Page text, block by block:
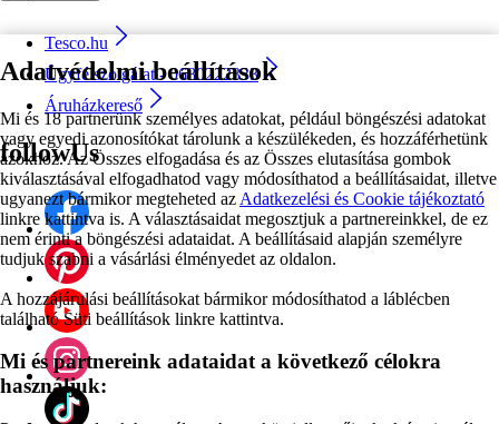
Adatvédelmi beállítások
Mi és 18 partnerünk személyes adatokat, például böngészési adatokat
vagy egyedi azonosítókat tárolunk a készülékeden, és hozzáférhetünk
azokhoz. Az Összes elfogadása és az Összes elutasítása gombok
kiválasztásával elfogadhatod vagy módosíthatod a beállításaidat, illetve
ugyanezt bármikor megteheted az Adatkezelési és Cookie tájékoztató
linkre kattintva is. A választásaidat megosztjuk a partnereinkkel, de ez
nem érinti a böngészési adataidat. A beállításaid alapján személyre
tudjuk szabni a vásárlási élményedet az oldalon.
A hozzájárulási beállításokat bármikor módosíthatod a láblécben
található Süti beállítások linkre kattintva.
Mi és partnereink adataidat a következő célokra
használjuk:
Tesco.hu
Ügyfélszolgálat - 0680222333
Áruházkereső
followUs